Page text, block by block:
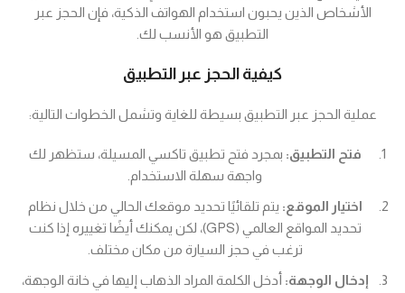
الأشخاص الذين يحبون استخدام الهواتف الذكية، فإن الحجز عبر
التطبيق هو الأنسب لك.
كيفية الحجز عبر التطبيق
عملية الحجز عبر التطبيق بسيطة للغاية وتشمل الخطوات التالية:
فتح التطبيق: بمجرد فتح تطبيق تاكسي المسيلة، ستظهر لك
واجهة سهلة الاستخدام.
اختيار الموقع: يتم تلقائيًا تحديد موقعك الحالي من خلال نظام
تحديد المواقع العالمي (GPS)، لكن يمكنك أيضًا تغييره إذا كنت
ترغب في حجز السيارة من مكان مختلف.
إدخال الوجهة: أدخل الكلمة المراد الذهاب إليها في خانة الوجهة،